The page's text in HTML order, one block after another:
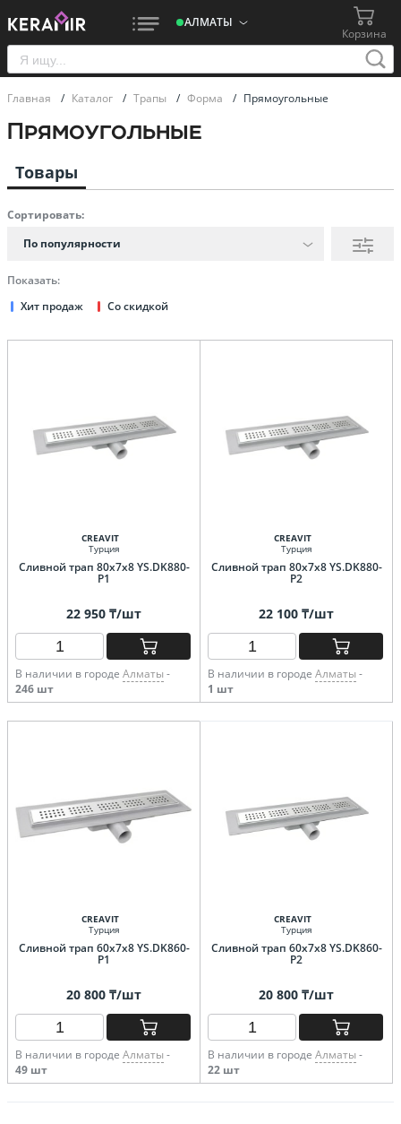
АЛМАТЫ
Корзина
Главная / Каталог / Трапы / Форма / Прямоугольные
Прямоугольные
Товары
Сортировать:
По популярности
Показать:
Хит продаж
Со скидкой
CREAVIT
Турция
Сливной трап 80х7х8 YS.DK880-
P1
22 950 ₸/шт
В наличии в городе Алматы -
246 шт
CREAVIT
Турция
Сливной трап 80х7х8 YS.DK880-
P2
22 100 ₸/шт
В наличии в городе Алматы -
1 шт
CREAVIT
Турция
Сливной трап 60х7х8 YS.DK860-
P1
20 800 ₸/шт
В наличии в городе Алматы -
49 шт
CREAVIT
Турция
Сливной трап 60х7х8 YS.DK860-
P2
20 800 ₸/шт
В наличии в городе Алматы -
22 шт